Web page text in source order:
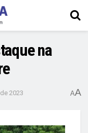
na
2023 AA